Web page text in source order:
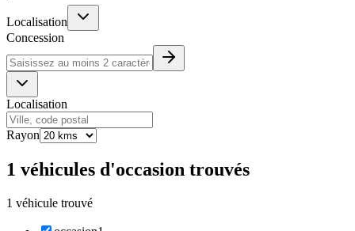
Localisation
Concession
Localisation
Rayon
1 véhicules d'occasion trouvés
1 véhicule trouvé